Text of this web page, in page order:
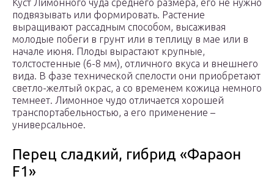
Куст Лимонного чуда среднего размера, его не нужно
подвязывать или формировать. Растение
выращивают рассадным способом, высаживая
молодые побеги в грунт или в теплицу в мае или в
начале июня. Плоды вырастают крупные,
толстостенные (6-8 мм), отличного вкуса и внешнего
вида. В фазе технической спелости они приобретают
светло-желтый окрас, а со временем кожица немного
темнеет. Лимонное чудо отличается хорошей
транспортабельностью, а его применение –
универсальное.
Перец сладкий, гибрид «Фараон
F1»